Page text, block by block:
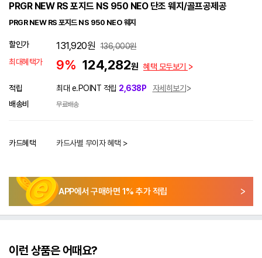
PRGR NEW RS 포지드 NS 950 NEO 단조 웨지/골프공제공
PRGR NEW RS 포지드 NS 950 NEO 웨지
할인가 131,920원 136,000원
최대혜택가
9% 124,282원 혜택 모두보기
적립 최대 e.POINT 적립 2,638P
자세히보기
배송비
무료배송
카드혜택 카드사별 무이자 혜택 >
APP에서 구매하면 1% 추가 적립
이런 상품은 어때요?